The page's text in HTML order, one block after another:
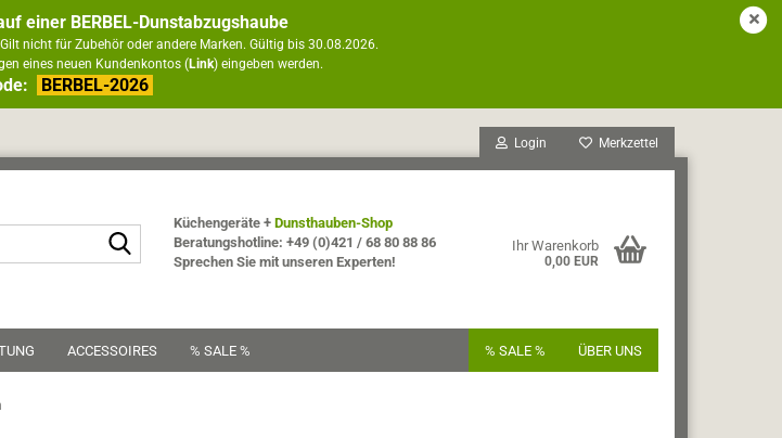
Login Merkzettel
Suche...
Küchengeräte + Dunsthauben-Shop
Beratungshotline: +49 (0)421 / 68 80 88 86
Sprechen Sie mit unseren Experten!
Ihr Warenkorb
0,00 EUR
einer BERBEL-Dunstabzugshaube
nicht für Zubehör oder andere Marken. Gültig bis 30.08.2026.
eines neuen Kundenkontos (Link) eingeben werden.
BERBEL-2026
ACCESSOIRES % SALE % % SALE % ÜBER UNS